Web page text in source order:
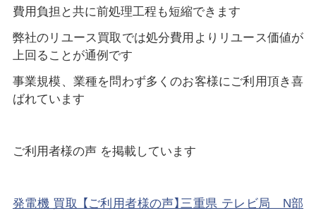
費用負担と共に前処理工程も短縮できます
弊社のリユース買取では処分費用よりリユース価値が
上回ることが通例です
事業規模、業種を問わず多くのお客様にご利用頂き喜
ばれています
ご利用者様の声 を掲載しています
発電機 買取 【ご利用者様の声】三重県 テレビ局 N部